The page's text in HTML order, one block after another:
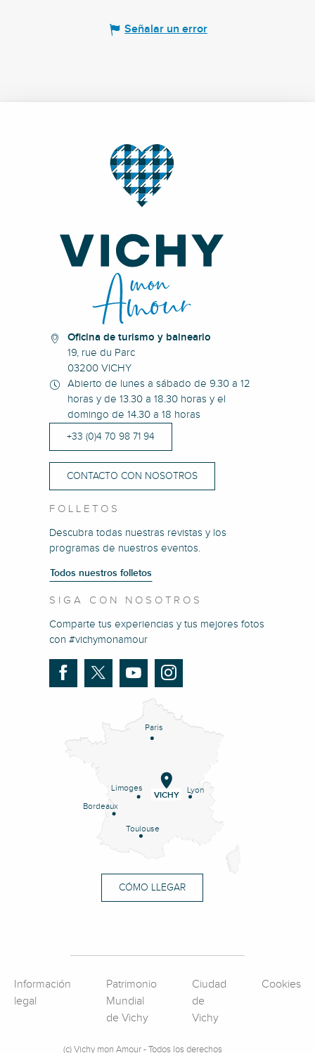
Señalar un error
Oficina de turismo y balneario
19, rue du Parc
03200 VICHY
Abierto de lunes a sábado de 9.30 a 12
horas y de 13.30 a 18.30 horas y el
domingo de 14.30 a 18 horas
+33 (0)4 70 98 71 94
CONTACTO CON NOSOTROS
FOLLETOS
Descubra todas nuestras revistas y los
programas de nuestros eventos.
Todos nuestros folletos
SIGA CON NOSOTROS
Comparte tus experiencias y tus mejores fotos
con #vichymonamour
Paris
Lyon
Limoges
Bordeaux
Toulouse
VICHY
CÓMO LLEGAR
Información
legal
Patrimonio
Mundial
de Vichy
Ciudad
de
Vichy
Cookies
(c) Vichy mon Amour - Todos los derechos